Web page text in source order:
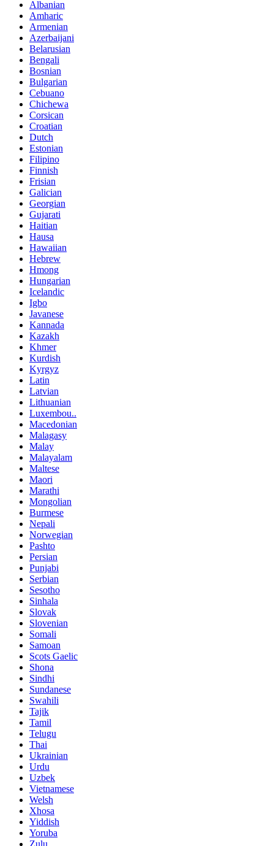
Albanian
Amharic
Armenian
Azerbaijani
Belarusian
Bengali
Bosnian
Bulgarian
Cebuano
Chichewa
Corsican
Croatian
Dutch
Estonian
Filipino
Finnish
Frisian
Galician
Georgian
Gujarati
Haitian
Hausa
Hawaiian
Hebrew
Hmong
Hungarian
Icelandic
Igbo
Javanese
Kannada
Kazakh
Khmer
Kurdish
Kyrgyz
Latin
Latvian
Lithuanian
Luxembou..
Macedonian
Malagasy
Malay
Malayalam
Maltese
Maori
Marathi
Mongolian
Burmese
Nepali
Norwegian
Pashto
Persian
Punjabi
Serbian
Sesotho
Sinhala
Slovak
Slovenian
Somali
Samoan
Scots Gaelic
Shona
Sindhi
Sundanese
Swahili
Tajik
Tamil
Telugu
Thai
Ukrainian
Urdu
Uzbek
Vietnamese
Welsh
Xhosa
Yiddish
Yoruba